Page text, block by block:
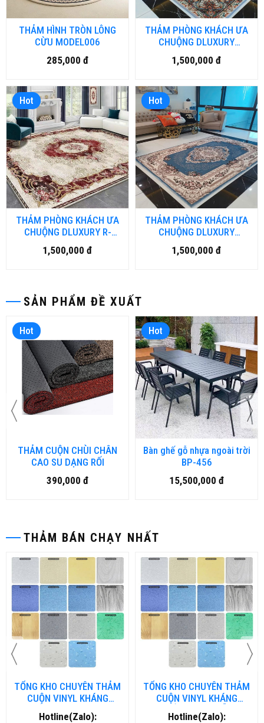
SẢN PHẨM ĐỀ XUẤT
Hot
THẢM CUỘN CHÙI CHÂN
CAO SU DẠNG RỐI
390,000 đ
Hot
Bàn ghế gỗ nhựa ngoài trời
BP-456
15,500,000 đ
THẢM BÁN CHẠY NHẤT
TỔNG KHO CHUYÊN THẢM
CUỘN VINYL KHÁNG
KHUẨN TẠI NHA TRANG
Hotline(Zalo):
TỔNG KHO CHUYÊN THẢM
CUỘN VINYL KHÁNG
KHUẨN TẠI ĐÀ NẴNG
Hotline(Zalo):
THẢM HÌNH TRÒN LÔNG
CỪU MODEL006
285,000 đ
THẢM PHÒNG KHÁCH ƯA
CHUỘNG DLUXURY
VINTAGE
1,500,000 đ
Hot
THẢM PHÒNG KHÁCH ƯA
CHUỘNG DLUXURY R-
CLASSIC
1,500,000 đ
Hot
THẢM PHÒNG KHÁCH ƯA
CHUỘNG DLUXURY
VINTAGE
1,500,000 đ